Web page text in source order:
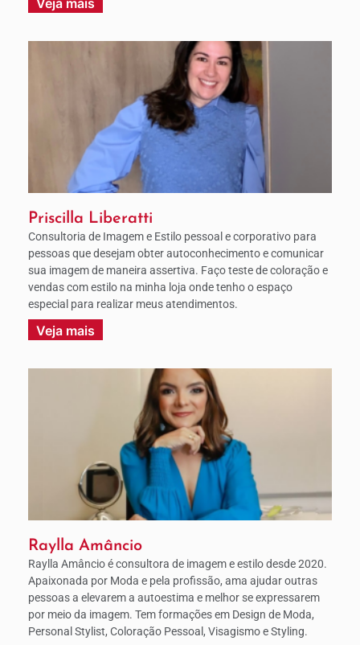
Veja mais
Priscilla Liberatti
Consultoria de Imagem e Estilo pessoal e corporativo para
pessoas que desejam obter autoconhecimento e comunicar
sua imagem de maneira assertiva. Faço teste de coloração e
vendas com estilo na minha loja onde tenho o espaço
especial para realizar meus atendimentos.
Veja mais
Raylla Amâncio
Raylla Amâncio é consultora de imagem e estilo desde 2020.
Apaixonada por Moda e pela profissão, ama ajudar outras
pessoas a elevarem a autoestima e melhor se expressarem
por meio da imagem. Tem formações em Design de Moda,
Personal Stylist, Coloração Pessoal, Visagismo e Styling.